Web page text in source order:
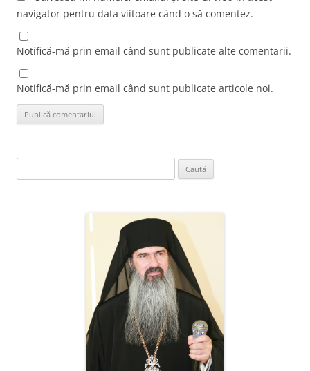
navigator pentru data viitoare când o să comentez.
Notifică-mă prin email când sunt publicate alte comentarii.
Notifică-mă prin email când sunt publicate articole noi.
după: